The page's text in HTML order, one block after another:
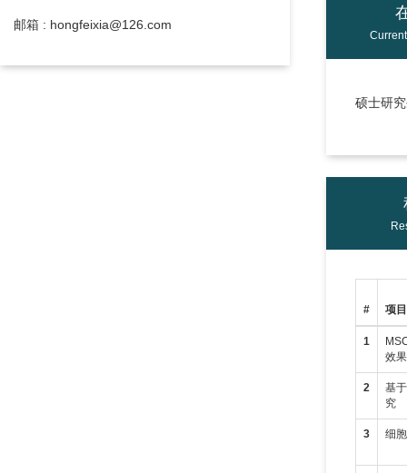
邮箱 : hongfeixia@126.com
硕士研
# 项
1
效
2
基
究
3 细